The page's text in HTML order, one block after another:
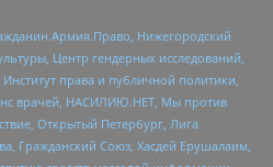
Нижегородский
Центр гендерных исследований,
права и публичной политики,
врачей, НАСИЛИЮ.НЕТ, Мы против
Открытый Петербург, Лига
Гражданский Союз, Хасдей Ерушалаим,